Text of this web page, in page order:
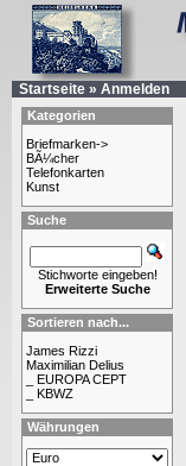
Startseite » Anmelden
Kategorien
Briefmarken->
BÃ¼cher
Telefonkarten
Kunst
Suche
Stichworte eingeben!
Erweiterte Suche
Sortieren nach...
James Rizzi
Maximilian Delius
_ EUROPA CEPT
_ KBWZ
Währungen